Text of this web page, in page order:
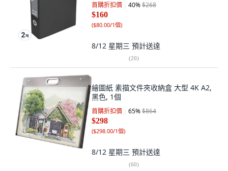
首購折扣價 40%$268
$160
($80.00/1個)
8/12 星期三 預計送達
(20)
繪圖紙 素描文件夾收納盒 大型 4K A2,
黑色, 1個
首購折扣價 65%$864
$298
($298.00/1個)
8/12 星期三 預計送達
(60)